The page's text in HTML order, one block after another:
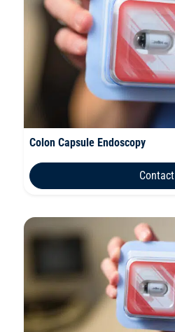
Colon Capsule Endoscopy
Contact